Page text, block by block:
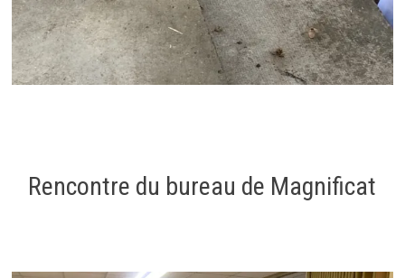
Rencontre du bureau de Magnificat